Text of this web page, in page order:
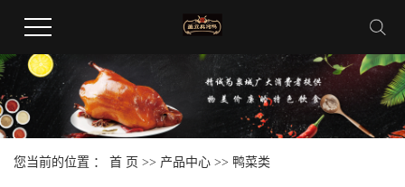
您当前的位置 ： 首 页 >> 产品中心 >> 鸭菜类